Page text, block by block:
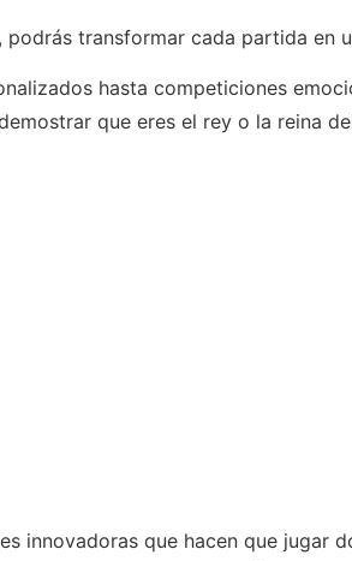
transformar cada partida en
hasta competiciones
que eres el rey o la reina
innovadoras que hacen que jugar